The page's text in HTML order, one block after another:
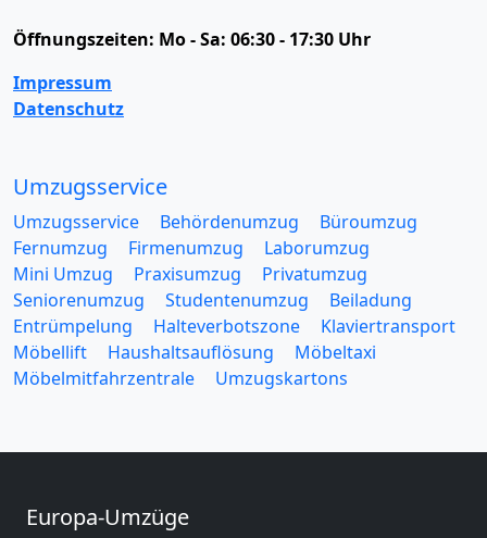
Öffnungszeiten: Mo - Sa: 06:30 - 17:30 Uhr
Impressum
Datenschutz
Umzugsservice
Umzugsservice Behördenumzug
Büroumzug
Fernumzug
Firmenumzug
Laborumzug
Mini Umzug
Praxisumzug
Privatumzug
Seniorenumzug
Studentenumzug
Beiladung
Entrümpelung
Halteverbotszone
Klaviertransport
Möbellift
Haushaltsauflösung
Möbeltaxi
Möbelmitfahrzentrale
Umzugskartons
Europa-Umzüge